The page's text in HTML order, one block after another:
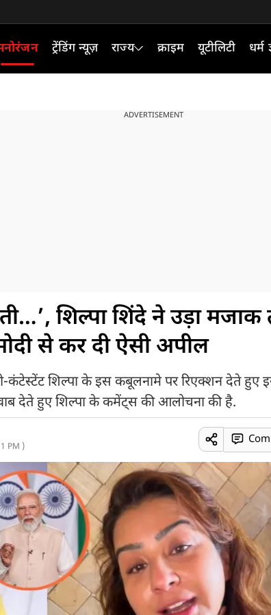
ट्रेंडिंग न्यूज़ राज्य क्राइम यूटीलिटी धर्म
ADVERTISEMENT
शिल्पा शिंदे ने उड़ा मजाक
से कर दी ऐसी अपील
कंटेस्टेंट शिल्पा के इस कबूलनामे पर रिएक्शन देते हुए
देते हुए शिल्पा के कमेंट्स की आलोचना की है.
PM )